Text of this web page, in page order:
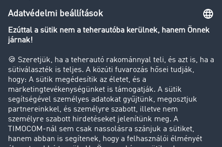
Transzportlexikon
Tehergépkocsi-forgalomkorlátozás
Cég
Sikertörténetek
Ügyfél hoz ügyfelet
Jogi információk